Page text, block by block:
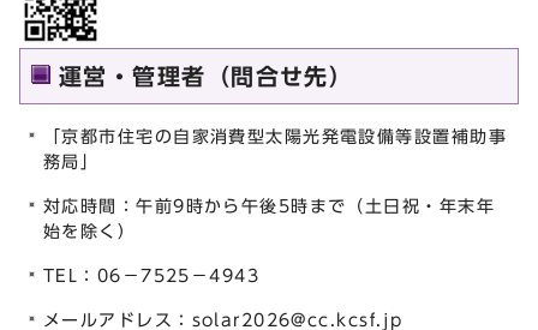
運営・管理者（問合せ先）
「京都市住宅の自家消費型太陽光発電設備等設置補助事
務局」
対応時間：午前9時から午後5時まで（土日祝・年末年
始を除く）
TEL：06－7525－4943
メールアドレス： solar2026@cc.kcsf.jp